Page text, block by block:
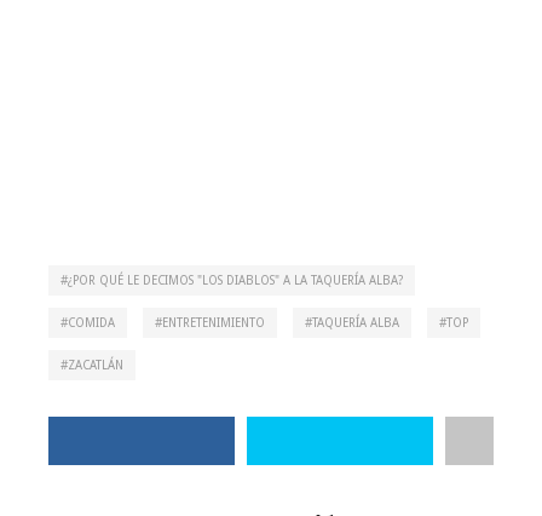
¿POR QUÉ LE DECIMOS "LOS DIABLOS" A LA TAQUERÍA ALBA?
COMIDA ENTRETENIMIENTO TAQUERÍA ALBA TOP
ZACATLÁN